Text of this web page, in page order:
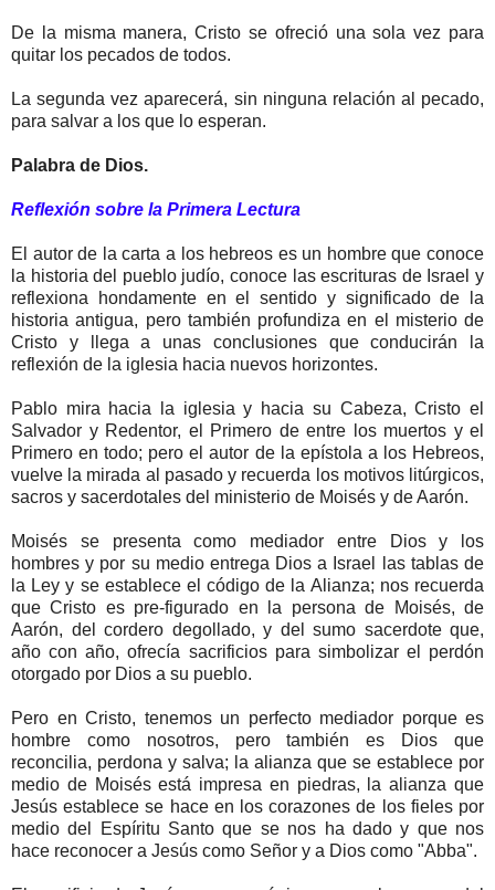
De la misma manera, Cristo se ofreció una sola vez para
quitar los pecados de todos.
La segunda vez aparecerá, sin ninguna relación al pecado,
para salvar a los que lo esperan.
Palabra de Dios.
Reflexión sobre la Primera Lectura
El autor de la carta a los hebreos es un hombre que conoce
la historia del pueblo judío, conoce las escrituras de Israel y
reflexiona hondamente en el sentido y significado de la
historia antigua, pero también profundiza en el misterio de
Cristo y llega a unas conclusiones que conducirán la
reflexión de la iglesia hacia nuevos horizontes.
Pablo mira hacia la iglesia y hacia su Cabeza, Cristo el
Salvador y Redentor, el Primero de entre los muertos y el
Primero en todo; pero el autor de la epístola a los Hebreos,
vuelve la mirada al pasado y recuerda los motivos litúrgicos,
sacros y sacerdotales del ministerio de Moisés y de Aarón.
Moisés se presenta como mediador entre Dios y los
hombres y por su medio entrega Dios a Israel las tablas de
la Ley y se establece el código de la Alianza; nos recuerda
que Cristo es pre-figurado en la persona de Moisés, de
Aarón, del cordero degollado, y del sumo sacerdote que,
año con año, ofrecía sacrificios para simbolizar el perdón
otorgado por Dios a su pueblo.
Pero en Cristo, tenemos un perfecto mediador porque es
hombre como nosotros, pero también es Dios que
reconcilia, perdona y salva; la alianza que se establece por
medio de Moisés está impresa en piedras, la alianza que
Jesús establece se hace en los corazones de los fieles por
medio del Espíritu Santo que se nos ha dado y que nos
hace reconocer a Jesús como Señor y a Dios como "Abba".